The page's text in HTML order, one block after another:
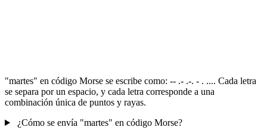
"martes" en código Morse se escribe como: -- .- .-. - . .... Cada letra
se separa por un espacio, y cada letra corresponde a una
combinación única de puntos y rayas.
¿Cómo se envía "martes" en código Morse?